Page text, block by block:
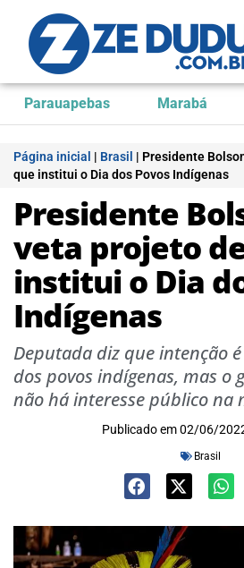
Parauapebas Marabá
Página inicial | Brasil | Presidente
que institui o Dia dos Povos Indígenas
Presidente
veta projeto
institui o Dia
Indígenas
Deputada diz que intenção
dos povos indígenas, mas o
não há interesse público na
Publicado em 02/06/
Brasil